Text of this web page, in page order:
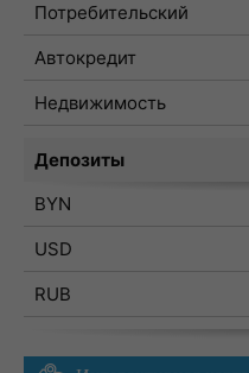
Потребительский
Автокредит
Недвижимость
Депозиты
BYN
USD
RUB